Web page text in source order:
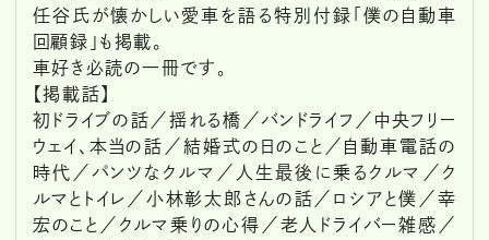
任谷氏が懐かしい愛車を語る特別付録「僕の自動車
回顧録」も掲載。
車好き必読の一冊です。
【掲載話】
初ドライブの話／揺れる橋／バンドライフ／中央フリー
ウェイ、本当の話／結婚式の日のこと／自動車電話の
時代／パンツなクルマ／人生最後に乗るクルマ／ク
ルマとトイレ／小林彰太郎さんの話／ロシアと僕／幸
宏のこと／クルマ乗りの心得／老人ドライバー雑感／